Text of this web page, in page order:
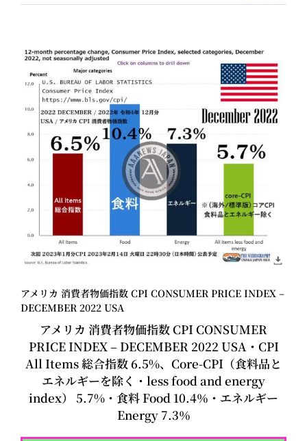
View
Image
アメリカ 消費者物価指数 CPI CONSUMER PRICE INDEX –
DECEMBER 2022 USA
アメリカ 消費者物価指数 CPI CONSUMER
PRICE INDEX – DECEMBER 2022 USA・CPI
All Items 総合指数 6.5%、Core-CPI（食料品と
エネルギーを除く・less food and energy
index） 5.7%・食料 Food 10.4％・エネルギー
Energy 7.3％